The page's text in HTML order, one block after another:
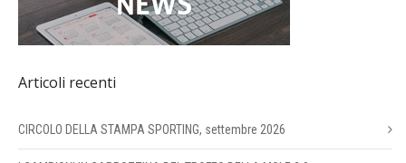
Articoli recenti
CIRCOLO DELLA STAMPA SPORTING, settembre 2026